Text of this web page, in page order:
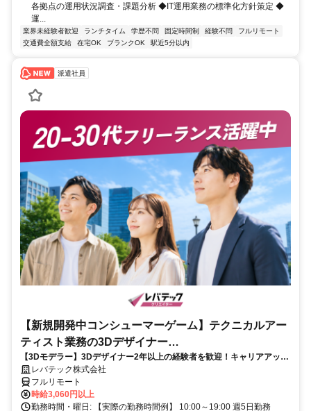
各拠点の運用状況調査・課題分析 ◆IT運用業務の標準化方針策定 ◆
運...
業界未経験者歓迎 ランチタイム 学歴不問 固定時間制 経験不問
フルリモート
交通費全額支給
在宅OK ブランクOK 駅近5分以内
派遣社員
【新規開発中コンシューマーゲーム】テクニカルアー
ティスト業務の3Dデザイナー
_LTCR547867_CP_CRG
【3Dモデラー】3Dデザイナー2年以上の経験者を歓迎！キャリアアップ
を目指したい方も大歓迎♪
レバテック株式会社
フルリモート
時給3,060円以上
勤務時間・曜日: 【実際の勤務時間例】 10:00～19:00 週5日勤務